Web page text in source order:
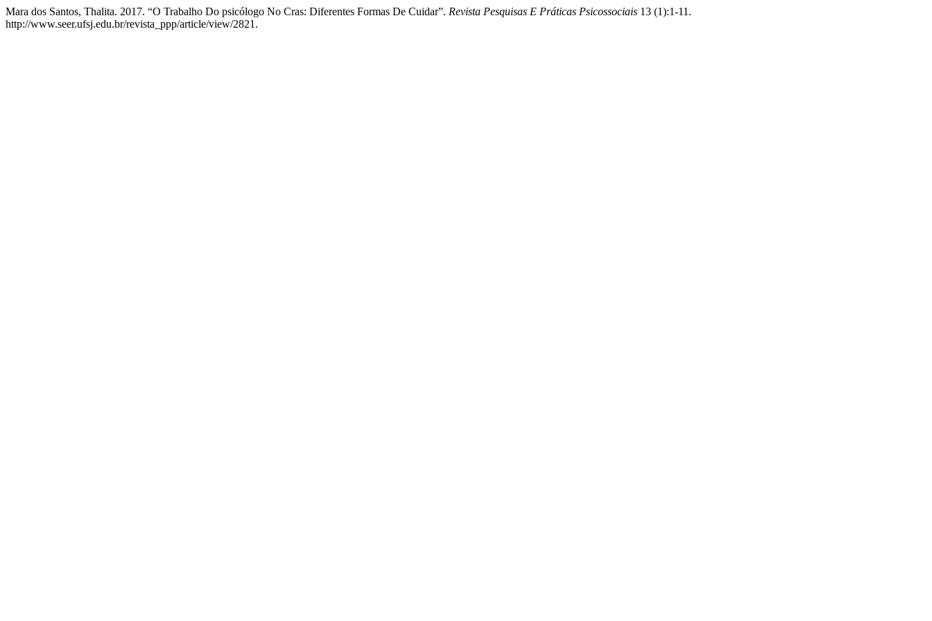
Mara dos Santos, Thalita. 2017. “O Trabalho Do psicólogo No Cras: Diferentes Formas De Cuidar”. Revista Pesquisas E Práticas Psicossociais 13 (1):1-11.
http://www.seer.ufsj.edu.br/revista_ppp/article/view/2821.